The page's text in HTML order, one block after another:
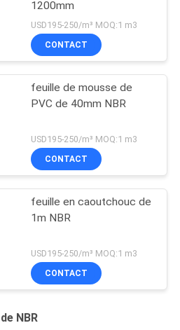
1200mm
USD195-250/m³ MOQ:1 m3
CONTACT
feuille de mousse de
PVC de 40mm NBR
USD195-250/m³ MOQ:1 m3
CONTACT
feuille en caoutchouc de
1m NBR
USD195-250/m³ MOQ:1 m3
CONTACT
NBR